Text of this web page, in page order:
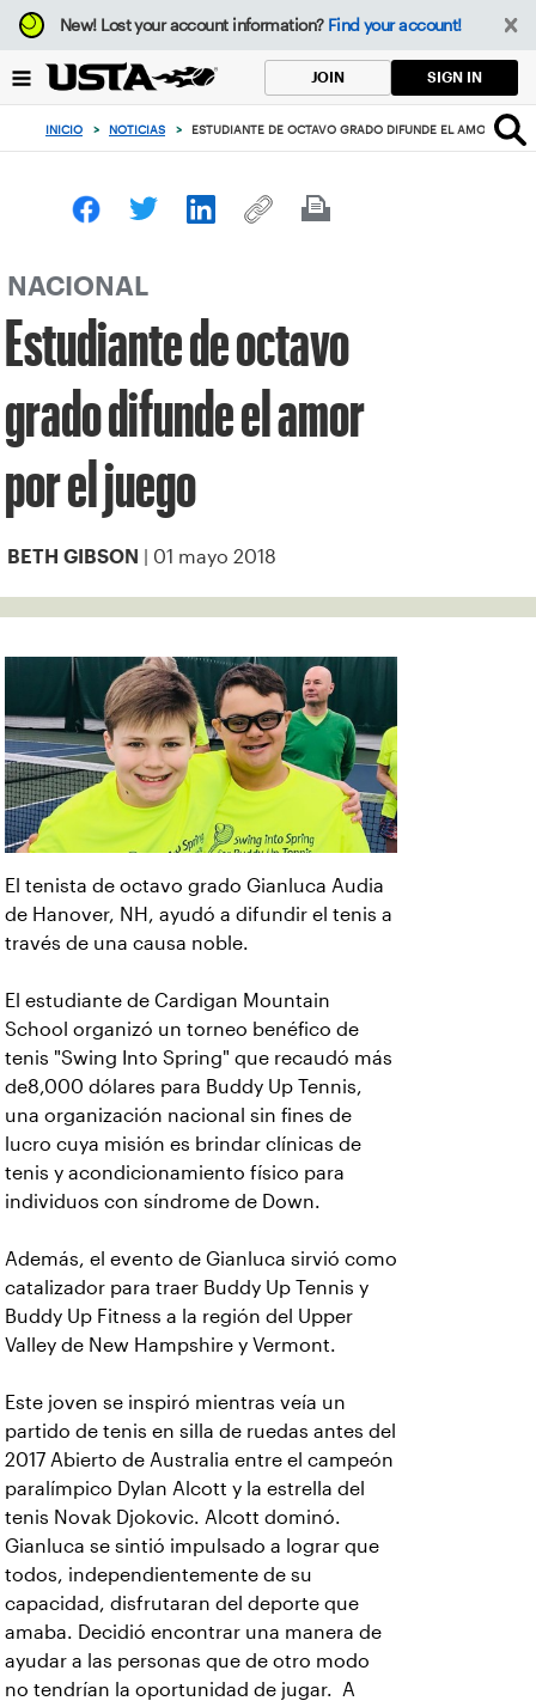
Enfoque
desde
botón
volver
principio
New!Lost your account information? Find your account!
JOIN SIGN IN
INICIO > NOTICIAS > ESTUDIANTE DE OCTAVO GRADO DIFUNDE EL AMOR POR
NACIONAL
Estudiante de octavo
grado difunde el amor
por el juego
BETH GIBSON | 01 mayo 2018
El tenista de octavo grado Gianluca Audia
de Hanover, NH, ayudó a difundir el tenis a
través de una causa noble.
El estudiante de Cardigan Mountain
School organizó un torneo benéfico de
tenis "Swing Into Spring" que recaudó más
de8,000 dólares para Buddy Up Tennis,
una organización nacional sin fines de
lucro cuya misión es brindar clínicas de
tenis y acondicionamiento físico para
individuos con síndrome de Down.
Además, el evento de Gianluca sirvió como
catalizador para traer Buddy Up Tennis y
Buddy Up Fitness a la región del Upper
Valley de New Hampshire y Vermont.
Este joven se inspiró mientras veía un
partido de tenis en silla de ruedas antes del
2017 Abierto de Australia entre el campeón
paralímpico Dylan Alcott y la estrella del
tenis Novak Djokovic. Alcott dominó.
Gianluca se sintió impulsado a lograr que
todos, independientemente de su
capacidad, disfrutaran del deporte que
amaba. Decidió encontrar una manera de
ayudar a las personas que de otro modo
no tendrían la oportunidad de jugar. A